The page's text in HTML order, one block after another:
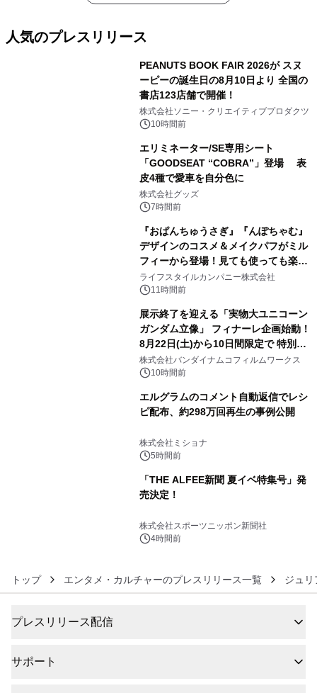
人気のプレスリリース
PEANUTS BOOK FAIR 2026が スヌ
ーピーの誕生日の8月10日より 全国の
書店123店舗で開催！
株式会社ソニー・クリエイティブプロダクツ
10時間前
エリミネーター/SE専用シート
「GOODSEAT “COBRA”」登場 表
皮4種で愛車を自分色に
株式会社グッズ
7時間前
『おぱんちゅうさぎ』『んぽちゃむ』
デザインのコスメ＆メイクパフがミル
フィーから登場！見ても使っても楽し
い、ポップでキュートなコレクショ
ン。
ライフスタイルカンパニー株式会社
11時間前
展示終了を迎える「実物大ユニコーン
ガンダム立像」 フィナーレ企画始動！
8月22日(土)から10日間限定で 特別映
像『UNICORN GUNDAM Statue ―
BEYOND POSSIBILITY ―』を上映！
株式会社バンダイナムコフィルムワークス
10時間前
エルグラムのコメント自動返信でレシ
ピ配布、約298万回再生の事例公開
株式会社ミショナ
5時間前
「THE ALFEE新聞 夏イベ特集号」発
売決定！
株式会社スポーツニッポン新聞社
4時間前
トップ エンタメ・カルチャーのプレスリリース一覧 ジュリ
プレスリリース配信
サポート